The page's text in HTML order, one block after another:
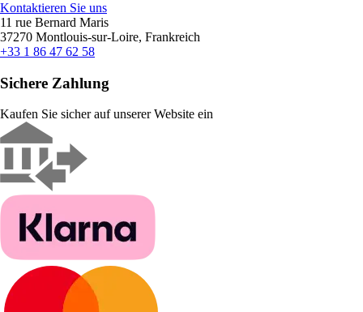
Kontaktieren Sie uns
11 rue Bernard Maris
37270 Montlouis-sur-Loire, Frankreich
+33 1 86 47 62 58
Sichere Zahlung
Kaufen Sie sicher auf unserer Website ein